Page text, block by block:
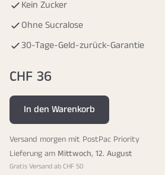
Kein Zucker
Ohne Sucralose
30-Tage-Geld-zurück-Garantie
CHF 36
In den Warenkorb
Versand morgen mit PostPac Priority
Lieferung am Mittwoch, 12. August
Gratis Versand ab CHF 50